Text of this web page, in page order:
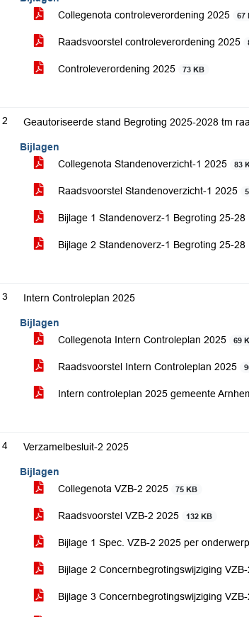
Collegenota controleverordening 2025
67
Raadsvoorstel controleverordening 2025
Controleverordening 2025 73 KB
2 Geautoriseerde stand Begroting 2025-2028 tm
Bijlagen
Collegenota Standenoverzicht-1 2025
83
Raadsvoorstel Standenoverzicht-1 2025
Bijlage 1 Standenoverz-1 Begroting 25-28
Bijlage 2 Standenoverz-1 Begroting 25-28
3 Intern Controleplan 2025
Bijlagen
Collegenota Intern Controleplan 2025
69
Raadsvoorstel Intern Controleplan 2025
Intern controleplan 2025 gemeente
4 Verzamelbesluit-2 2025
Bijlagen
Collegenota VZB-2 2025
75 KB
Raadsvoorstel VZB-2 2025 132 KB
Bijlage 1 Spec. VZB-2 2025 per
Bijlage 2 Concernbegrotingswijziging
Bijlage 3 Concernbegrotingswijziging